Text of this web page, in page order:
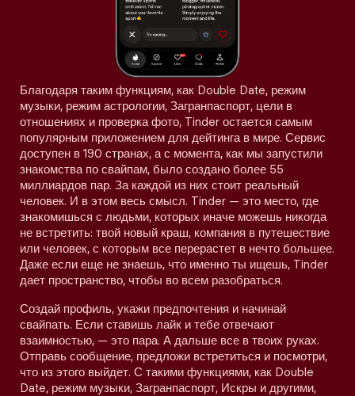
Благодаря таким функциям, как Double Date, режим
музыки, режим астрологии, Загранпаспорт, цели в
отношениях и проверка фото, Tinder остается самым
популярным приложением для дейтинга в мире. Сервис
доступен в 190 странах, а с момента, как мы запустили
знакомства по свайпам, было создано более 55
миллиардов пар. За каждой из них стоит реальный
человек. И в этом весь смысл. Tinder — это место, где
знакомишься с людьми, которых иначе можешь никогда
не встретить: твой новый краш, компания в путешествие
или человек, с которым все перерастет в нечто большее.
Даже если еще не знаешь, что именно ты ищешь, Tinder
дает пространство, чтобы во всем разобраться.
Создай профиль, укажи предпочтения и начинай
свайпать. Если ставишь лайк и тебе отвечают
взаимностью, — это пара. А дальше все в твоих руках.
Отправь сообщение, предложи встретиться и посмотри,
что из этого выйдет. С такими функциями, как Double
Date, режим музыки, Загранпаспорт, Искры и другими,